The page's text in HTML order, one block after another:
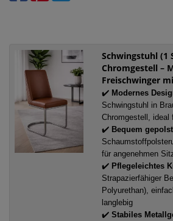
Schwingstuhl (1
Chromgestell –
Freischwinger
✔️ Modernes
Schwingstuhl in
Chromgestell, ideal
✔️ Bequem
für angenehmen
✔️ Pflegeleichtes
Strapazierfähiger
Polyurethan),
langlebig
✔️Stabiles